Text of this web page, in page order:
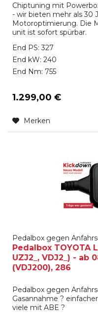
Chiptuning mit
- wir bieten mehr als 30
Motoroptimierung. Die
unit ist sofort spürbar.
End PS: 327
End kW: 240
End Nm: 755
1.299,00 €
Merken
Pedalbox gegen
Pedalbox TOYOTA
UZJ2_, VDJ2_) - ab
(VDJ200), 286
Pedalbox gegen
Gasannahme ?
viele mit ABE ?